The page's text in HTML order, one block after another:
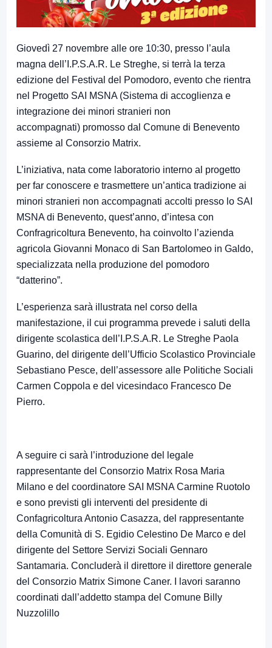
Giovedì 27 novembre alle ore 10:30, presso l’aula
magna dell’I.P.S.A.R. Le Streghe, si terrà la terza
edizione del Festival del Pomodoro, evento che rientra
nel Progetto SAI MSNA (Sistema di accoglienza e
integrazione dei minori stranieri non
accompagnati) promosso dal Comune di Benevento
assieme al Consorzio Matrix.
L’iniziativa, nata come laboratorio interno al progetto
per far conoscere e trasmettere un’antica tradizione ai
minori stranieri non accompagnati accolti presso lo SAI
MSNA di Benevento, quest’anno, d’intesa con
Confragricoltura Benevento, ha coinvolto l’azienda
agricola Giovanni Monaco di San Bartolomeo in Galdo,
specializzata nella produzione del pomodoro
“datterino”.
L’esperienza sarà illustrata nel corso della
manifestazione, il cui programma prevede i saluti della
dirigente scolastica dell’I.P.S.A.R. Le Streghe Paola
Guarino, del dirigente dell’Ufficio Scolastico Provinciale
Sebastiano Pesce, dell’assessore alle Politiche Sociali
Carmen Coppola e del vicesindaco Francesco De
Pierro.
A seguire ci sarà l’introduzione del legale
rappresentante del Consorzio Matrix Rosa Maria
Milano e del coordinatore SAI MSNA Carmine Ruotolo
e sono previsti gli interventi del presidente di
Confagricoltura Antonio Casazza, del rappresentante
della Comunità di S. Egidio Celestino De Marco e del
dirigente del Settore Servizi Sociali Gennaro
Santamaria. Concluderà il direttore il direttore generale
del Consorzio Matrix Simone Caner. I lavori saranno
coordinati dall’addetto stampa del Comune Billy
Nuzzolillo